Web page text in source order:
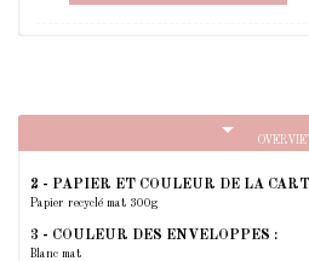
arrow_drop_down
2 - PAPIER ET COULEUR DE LA
Papier recyclé mat 300g
3 - COULEUR DES ENVELOPPES :
Blanc mat